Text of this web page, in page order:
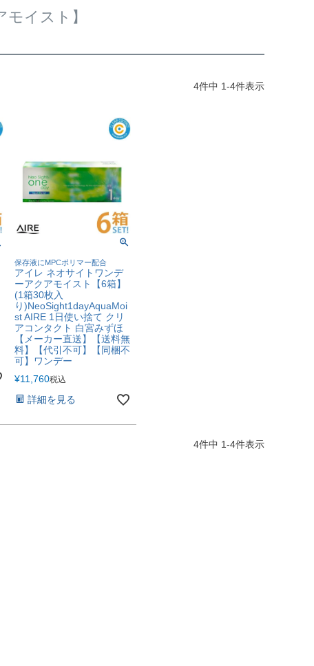
イスト】
4件中 1-4件表示
保存液にMPCポリマー配合
アイレ ネオサイトワンデ
ーアクアモイスト【6箱】
(1箱30枚入
り)NeoSight1dayAquaMoi
st AIRE 1日使い捨て クリ
アコンタクト 白宮みずほ
【メーカー直送】【送料無
料】【代引不可】【同梱不
可】ワンデー
¥11,760税込
詳細を見る
4件中 1-4件表示